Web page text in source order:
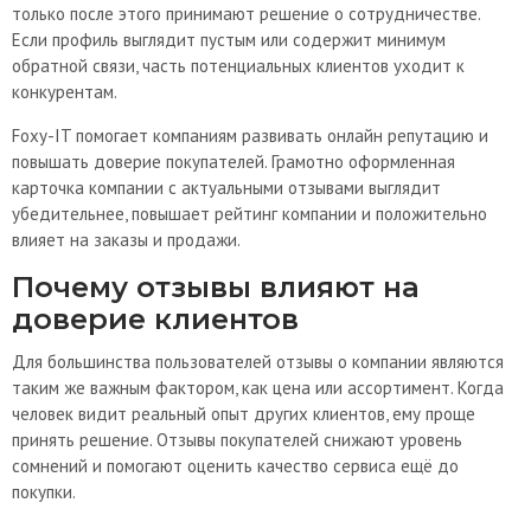
только после этого принимают решение о сотрудничестве.
Если профиль выглядит пустым или содержит минимум
обратной связи, часть потенциальных клиентов уходит к
конкурентам.
Foxy-IT помогает компаниям развивать онлайн репутацию и
повышать доверие покупателей. Грамотно оформленная
карточка компании с актуальными отзывами выглядит
убедительнее, повышает рейтинг компании и положительно
влияет на заказы и продажи.
Почему отзывы влияют на
доверие клиентов
Для большинства пользователей отзывы о компании являются
таким же важным фактором, как цена или ассортимент. Когда
человек видит реальный опыт других клиентов, ему проще
принять решение. Отзывы покупателей снижают уровень
сомнений и помогают оценить качество сервиса ещё до
покупки.